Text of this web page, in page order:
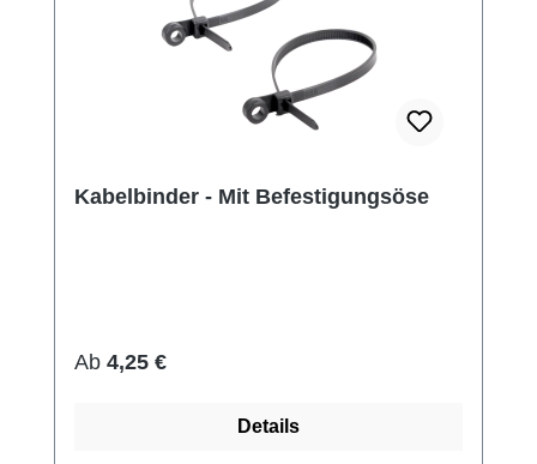
Kabelbinder - Mit Befestigungsöse
Regulärer Preis:
Ab 4,25 €
Details